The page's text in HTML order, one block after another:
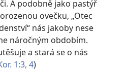
A podobně jako pastýř
ovečku, „Otec
nás jakoby nese
náročným obdobím.
a stará se o nás
1:3, 4)